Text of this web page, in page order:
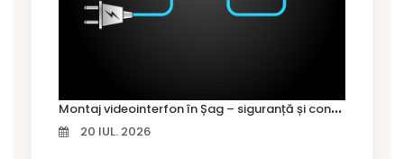
M
ontaj videointerfon în Șag – siguranță și control pentru locuința ta
20 IUL. 2026